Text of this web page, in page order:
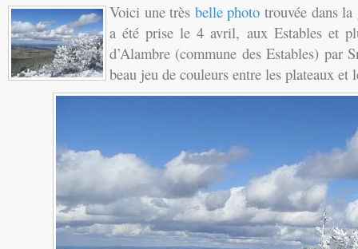
Voici une très belle photo trouvée dans la
a été prise le 4 avril, aux Estables et
d’Alambre (commune des Estables) par
beau jeu de couleurs entre les plateaux et